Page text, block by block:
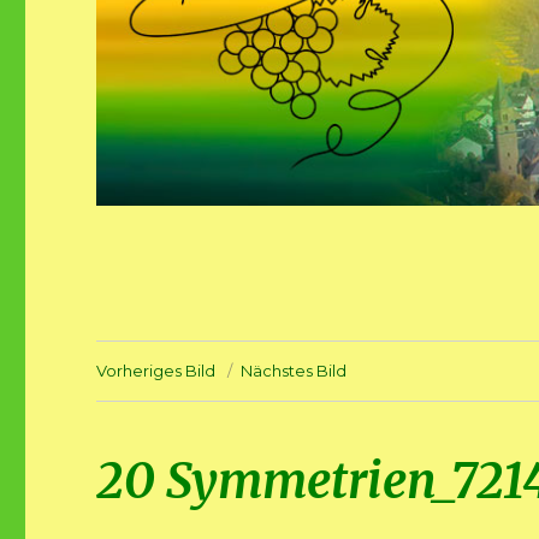
Vorheriges Bild Nächstes Bild
20